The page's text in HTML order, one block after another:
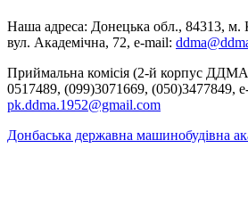
Наша адреса: Донецька обл., 84313,
вул. Академічна, 72, е-mail:
Приймальна комісія (2-й корпус
0517489, (099)3071669, (050)3477849,
pk.ddma.1952@gmail.com
Донбаська державна машинобудівна